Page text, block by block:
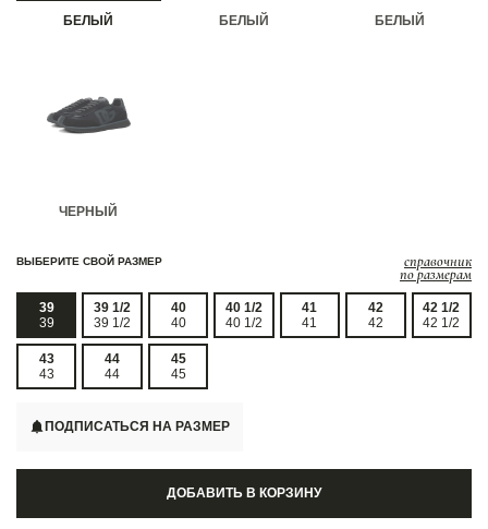
БЕЛЫЙ БЕЛЫЙ БЕЛЫЙ
ЧЕРНЫЙ
ВЫБЕРИТЕ СВОЙ РАЗМЕР справочник
по размерам
39
39
39 1/2
39 1/2
40
40
40 1/2
40 1/2
41
41
42
42
42 1/2
42 1/2
43
43
44
44
45
45
ПОДПИСАТЬСЯ НА РАЗМЕР
ДОБАВИТЬ В КОРЗИНУ